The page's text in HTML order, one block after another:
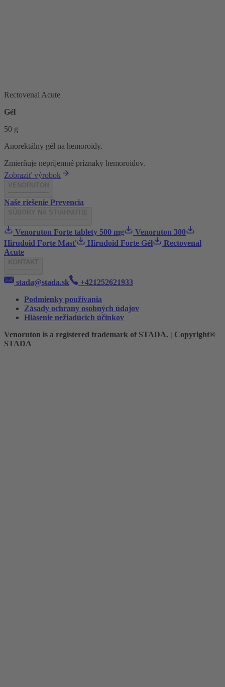
Rectovenal Acute
Gél
50 g
Anorektálny gél na hemoroidy.
Zmierňuje nepríjemné príznaky hemoroidov.
Zobraziť výrobok
Naše riešenie Prevencia
Venoruton Forte tablety 500 mg
Venoruton 300
Hirudoid Forte Masť
Hirudoid Forte Gél
Rectovenal
Acute
stada@stada.sk
+421252621933
Podmienky používania
Zásady ochrany osobných údajov
Hlásenie nežiadúcich účinkov
Venoruton is a registered trademark of STADA. | Copyright®
STADA